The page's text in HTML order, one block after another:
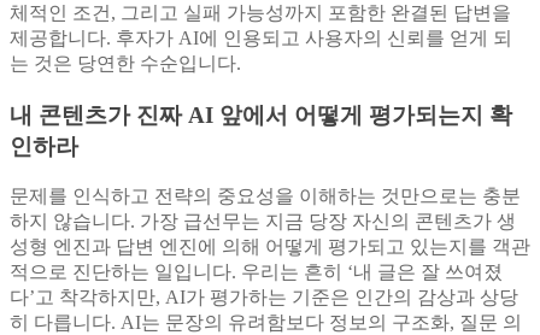
체적인 조건, 그리고 실패 가능성까지 포함한 완결된 답변을
제공합니다. 후자가 AI에 인용되고 사용자의 신뢰를 얻게 되
는 것은 당연한 수순입니다.
내 콘텐츠가 진짜 AI 앞에서 어떻게 평가되는지 확
인하라
문제를 인식하고 전략의 중요성을 이해하는 것만으로는 충분
하지 않습니다. 가장 급선무는 지금 당장 자신의 콘텐츠가 생
성형 엔진과 답변 엔진에 의해 어떻게 평가되고 있는지를 객관
적으로 진단하는 일입니다. 우리는 흔히 ‘내 글은 잘 쓰여졌
다’고 착각하지만, AI가 평가하는 기준은 인간의 감상과 상당
히 다릅니다. AI는 문장의 유려함보다 정보의 구조화, 질문 의